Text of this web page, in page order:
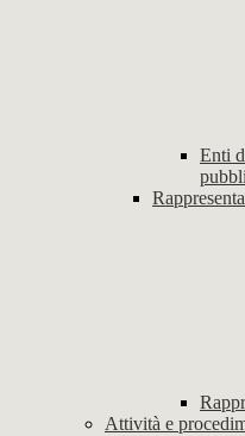
Enti
Attività e